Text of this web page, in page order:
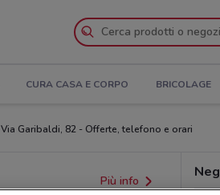
CURA CASA E CORPO BRICOLAGE
Via Garibaldi, 82 - Offerte, telefono e orari
Più info